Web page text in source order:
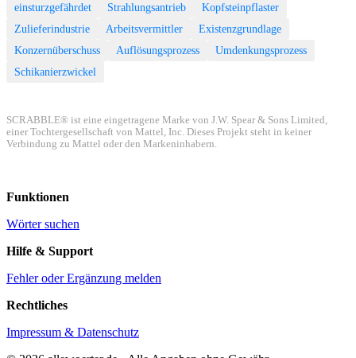
einsturzgefährdet
Strahlungsantrieb
Kopfsteinpflaster
Zulieferindustrie
Arbeitsvermittler
Existenzgrundlage
Konzernüberschuss
Auflösungsprozess
Umdenkungsprozess
Schikanierzwickel
SCRABBLE® ist eine eingetragene Marke von J.W. Spear & Sons Limited,
einer Tochtergesellschaft von Mattel, Inc. Dieses Projekt steht in keiner
Verbindung zu Mattel oder den Markeninhabern.
Funktionen
Wörter suchen
Hilfe & Support
Fehler oder Ergänzung melden
Rechtliches
Impressum & Datenschutz